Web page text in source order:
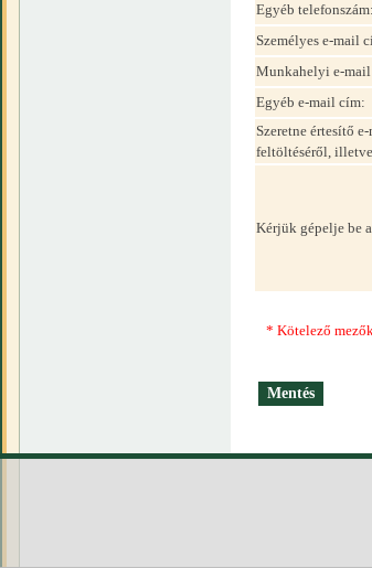
Egyéb telefonszám:
Személyes e-mail
Munkahelyi e-
Egyéb e-mail cím:
Szeretne értesítő
feltöltéséről,
Kérjük gépelje be
* Kötelező